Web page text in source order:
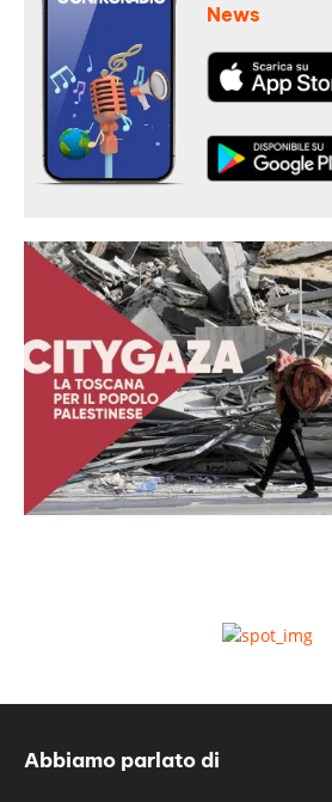
News
Abbiamo parlato di